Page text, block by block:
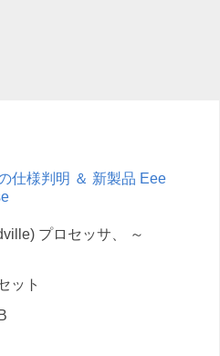
仕様判明 ＆ 新製品 Eee
プロセッサ、 ～
ット